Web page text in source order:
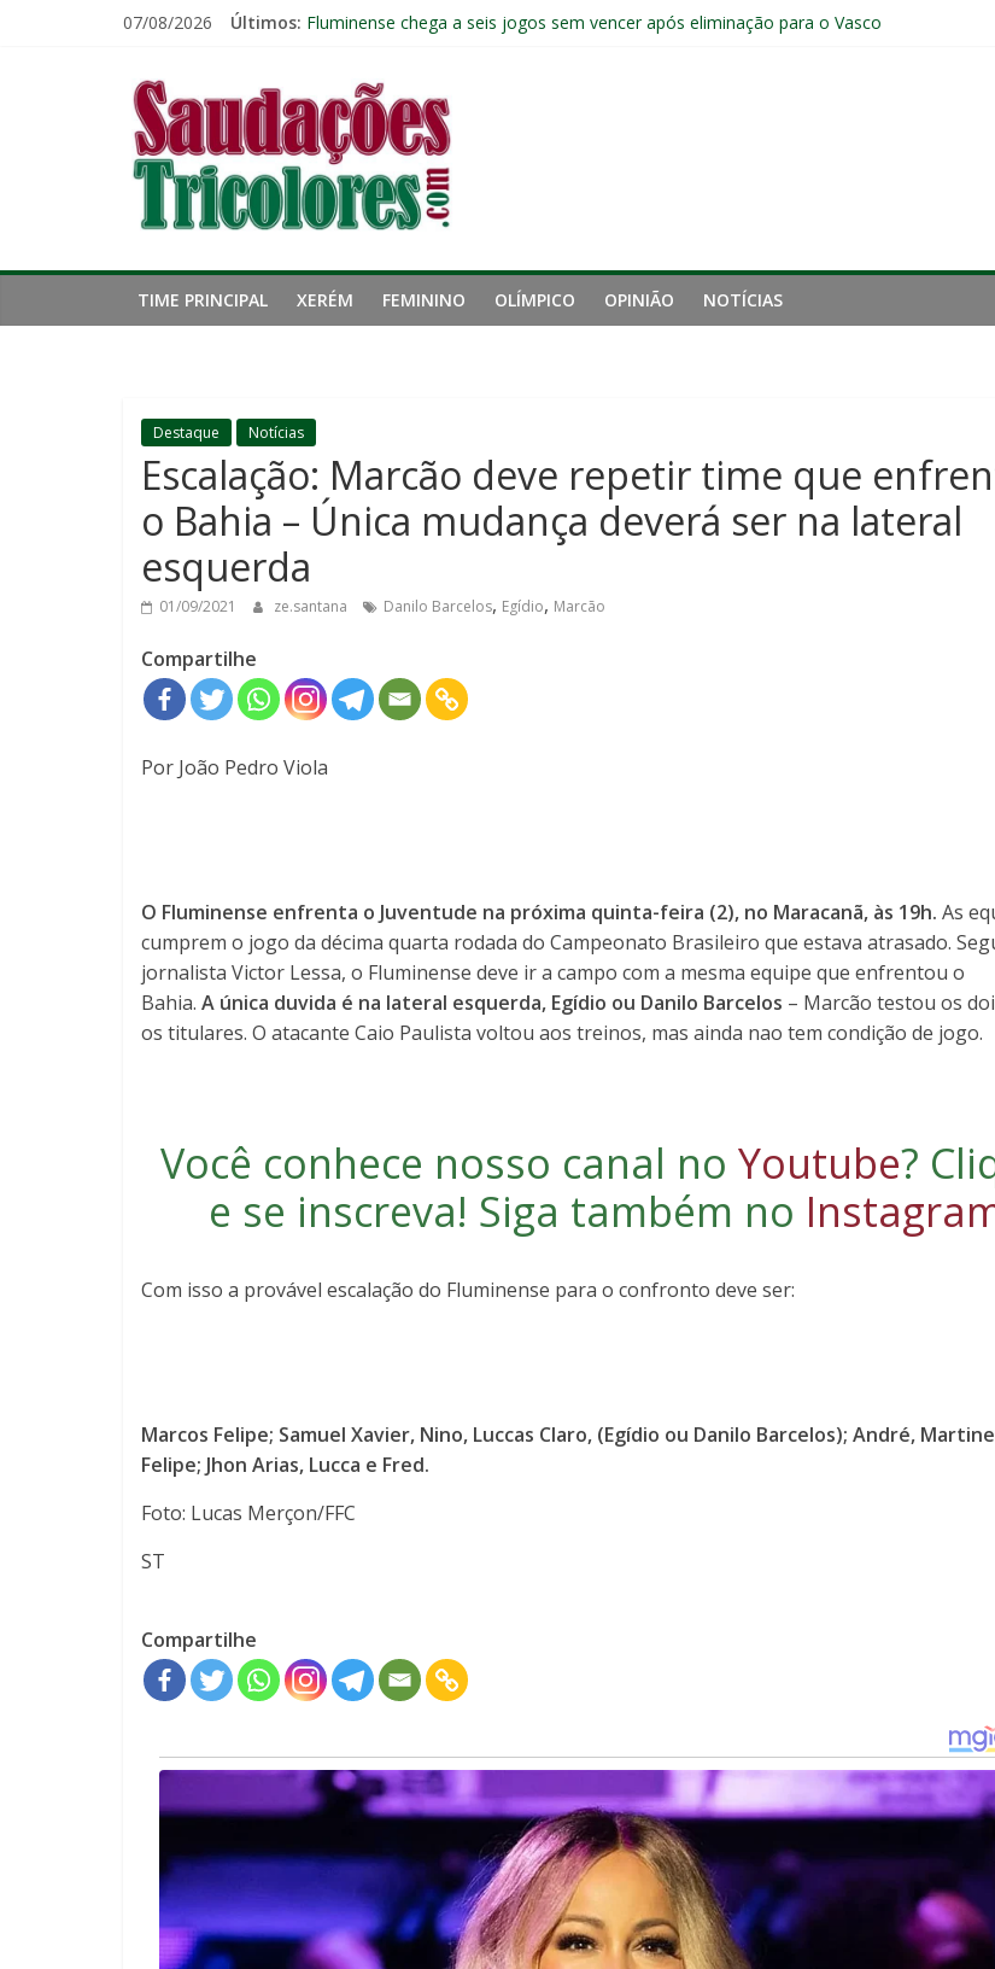
07/08/2026 Últimos: Reféns da própria inércia: A manutenção de Zubeldía e o risco de jogar o ano do Flu no
Freguesia: Vasco é o time que mais derrotou o Fluminense de Zubeldía
Eliminação para o Vasco amplia jejum do Fluminense para seis jogos, a pior sequência
Saudações
Tricolores
TIME PRINCIPAL XERÉM FEMININO OLÍMPICO OPINIÃO NOTÍCIAS
Destaque Notícias
Escalação: Marcão deve repetir time que
o Bahia – Única mudança deverá ser na lateral
esquerda
01/09/2021 ze.santana Danilo Barcelos, Egídio, Marcão
Compartilhe
Por João Pedro Viola
O Fluminense enfrenta o Juventude na próxima quinta-feira (2), no Maracanã, às 19h. As
cumprem o jogo da décima quarta rodada do Campeonato Brasileiro que estava atrasado.
jornalista Victor Lessa, o Fluminense deve ir a campo com a mesma equipe que enfrentou o
Bahia. A única duvida é na lateral esquerda, Egídio ou Danilo Barcelos – Marcão testou os
os titulares. O atacante Caio Paulista voltou aos treinos, mas ainda nao tem condição de jogo.
Você conhece nosso canal no Youtube?
e se inscreva! Siga também no
Com isso a provável escalação do Fluminense para o confronto deve ser:
Marcos Felipe; Samuel Xavier, Nino, Luccas Claro, (Egídio ou Danilo Barcelos); André,
Felipe; Jhon Arias, Lucca e Fred.
Foto: Lucas Merçon/FFC
ST
Compartilhe